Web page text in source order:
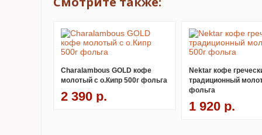
Charalambous GOLD кофе
молотый с о.Кипр 500г фольга
2 390 р.
Nektar кофе
традиционный
фольга
1 920 р.